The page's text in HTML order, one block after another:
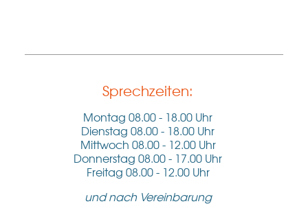
Sprechzeiten:
Montag 08.00 - 18.00 Uhr
Dienstag 08.00 - 18.00 Uhr
Mittwoch 08.00 - 12.00 Uhr
Donnerstag 08.00 - 17.00 Uhr
Freitag 08.00 - 12.00 Uhr
und nach Vereinbarung